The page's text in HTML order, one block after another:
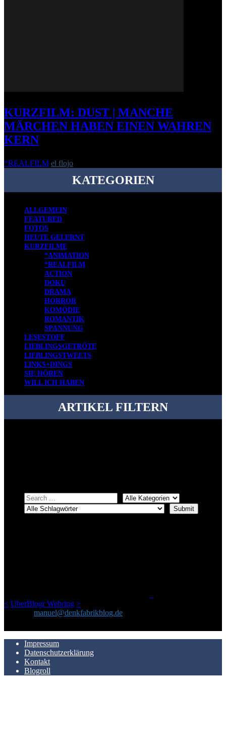
KURZFILM: DUST | MANCHE
MÄRCHEN HABEN EINEN WAHREN
KERN
*REALFILM el flojo
KATEGORIEN
ALLGEMEIN
FEATURED
FOTOS
HEUTE GELERNT
KURZFILME
*ANIMATION
*REALFILM
ACTION
DOKU
DRAMA
HORROR
KOMÖDIE
ROMANTIK
SPANNUNG
LESESTOFF
LIEBLINGSGETRÖTE
LIEBLINGSTWEETS
LINKS+DINGS
SIE HÖREN
WILL ICH HABEN
ARTIKEL FILTERN
< UberBlogr Webring >
manuel@denkfabrikblog.de
Impressum
Datenschutzerklärung
Kontakt
Blogroll